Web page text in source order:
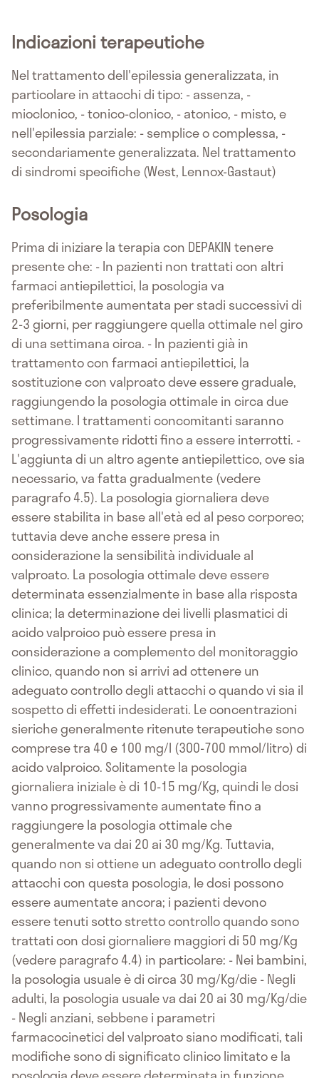
Indicazioni terapeutiche
Nel trattamento dell'epilessia generalizzata, in
particolare in attacchi di tipo: - assenza, -
mioclonico, - tonico-clonico, - atonico, - misto, e
nell'epilessia parziale: - semplice o complessa, -
secondariamente generalizzata. Nel trattamento
di sindromi specifiche (West, Lennox-Gastaut)
Posologia
Prima di iniziare la terapia con DEPAKIN tenere
presente che: - In pazienti non trattati con altri
farmaci antiepilettici, la posologia va
preferibilmente aumentata per stadi successivi di
2-3 giorni, per raggiungere quella ottimale nel giro
di una settimana circa. - In pazienti già in
trattamento con farmaci antiepilettici, la
sostituzione con valproato deve essere graduale,
raggiungendo la posologia ottimale in circa due
settimane. I trattamenti concomitanti saranno
progressivamente ridotti fino a essere interrotti. -
L'aggiunta di un altro agente antiepilettico, ove sia
necessario, va fatta gradualmente (vedere
paragrafo 4.5). La posologia giornaliera deve
essere stabilita in base all'età ed al peso corporeo;
tuttavia deve anche essere presa in
considerazione la sensibilità individuale al
valproato. La posologia ottimale deve essere
determinata essenzialmente in base alla risposta
clinica; la determinazione dei livelli plasmatici di
acido valproico può essere presa in
considerazione a complemento del monitoraggio
clinico, quando non si arrivi ad ottenere un
adeguato controllo degli attacchi o quando vi sia il
sospetto di effetti indesiderati. Le concentrazioni
sieriche generalmente ritenute terapeutiche sono
comprese tra 40 e 100 mg/l (300-700 mmol/litro) di
acido valproico. Solitamente la posologia
giornaliera iniziale è di 10-15 mg/Kg, quindi le dosi
vanno progressivamente aumentate fino a
raggiungere la posologia ottimale che
generalmente va dai 20 ai 30 mg/Kg. Tuttavia,
quando non si ottiene un adeguato controllo degli
attacchi con questa posologia, le dosi possono
essere aumentate ancora; i pazienti devono
essere tenuti sotto stretto controllo quando sono
trattati con dosi giornaliere maggiori di 50 mg/Kg
(vedere paragrafo 4.4) in particolare: - Nei bambini,
la posologia usuale è di circa 30 mg/Kg/die - Negli
adulti, la posologia usuale va dai 20 ai 30 mg/Kg/die
- Negli anziani, sebbene i parametri
farmacocinetici del valproato siano modificati, tali
modifiche sono di significato clinico limitato e la